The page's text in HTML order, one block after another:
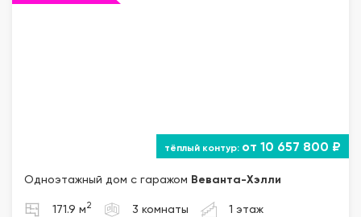
от 10 657 800 ₽
Одноэтажный дом с гаражом Веванта-Хэлли
171.9 м 2 3 комнаты 1 этаж